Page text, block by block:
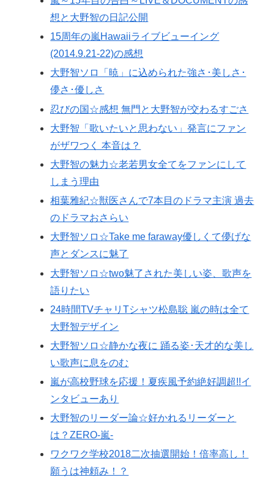
想と大野智の日記公開
15周年の嵐Hawaiiライブビューイング
(2014.9.21-22)の感想
大野智ソロ「暁」に込められた強さ･美しさ･
儚さ･優しさ
忍びの国☆感想 無門と大野智が交わるすごさ
大野智「歌いたいと思わない」発言にファン
がザワつく 本音は？
大野智の魅力☆老若男女全てをファンにして
しまう理由
相葉雅紀☆獣医さんで7本目のドラマ主演 過去
のドラマおさらい
大野智ソロ☆Take me faraway優しくて儚げな
声とダンスに魅了
大野智ソロ☆two魅了された美しい姿、歌声を
語りたい
24時間TVチャリTシャツ松島聡 嵐の時は全て
大野智デザイン
大野智ソロ☆静かな夜に 踊る姿･天才的な美し
い歌声に息をのむ
嵐が高校野球を応援！夏疾風予約絶好調超!!イ
ンタビューあり
大野智のリーダー論☆好かれるリーダーと
は？ZERO-嵐-
ワクワク学校2018二次抽選開始！倍率高し！
願うは神頼み！？